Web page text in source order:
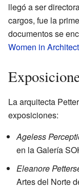
llegó a ser
cargos, fue la
documentos se
Women in
La arquitecta
exposiciones:
Ageless
en la Galería
Eleanore
Artes del Norte